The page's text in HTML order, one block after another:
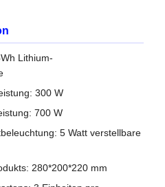
Lithium-
300 W
700 W
5 Watt verstellbare
280*200*220 mm